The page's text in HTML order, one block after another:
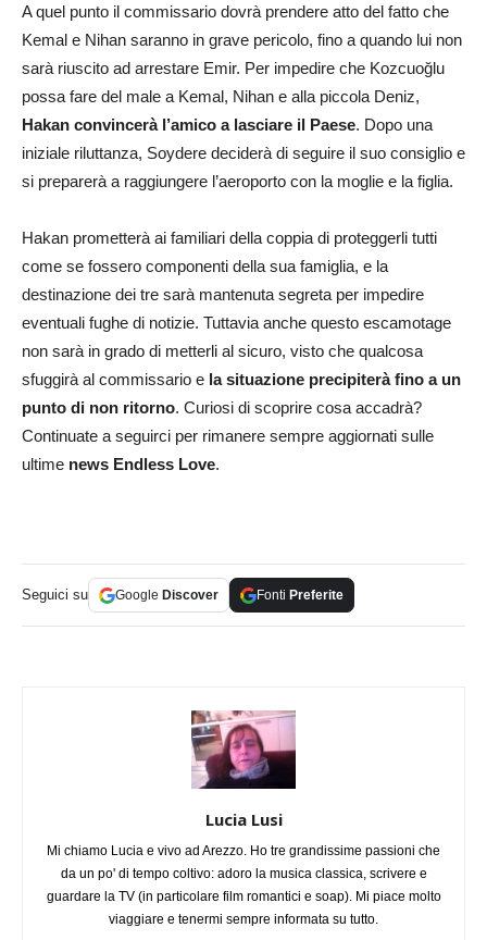
A quel punto il commissario dovrà prendere atto del fatto che
Kemal e Nihan saranno in grave pericolo, fino a quando lui non
sarà riuscito ad arrestare Emir. Per impedire che Kozcuoğlu
possa fare del male a Kemal, Nihan e alla piccola Deniz,
Hakan convincerà l’amico a lasciare il Paese. Dopo una
iniziale riluttanza, Soydere deciderà di seguire il suo consiglio e
si preparerà a raggiungere l’aeroporto con la moglie e la figlia.
Hakan prometterà ai familiari della coppia di proteggerli tutti
come se fossero componenti della sua famiglia, e la
destinazione dei tre sarà mantenuta segreta per impedire
eventuali fughe di notizie. Tuttavia anche questo escamotage
non sarà in grado di metterli al sicuro, visto che qualcosa
sfuggirà al commissario e la situazione precipiterà fino a un
punto di non ritorno. Curiosi di scoprire cosa accadrà?
Continuate a seguirci per rimanere sempre aggiornati sulle
ultime news Endless Love.
Seguici su Google Discover Fonti Preferite
Lucia Lusi
Mi chiamo Lucia e vivo ad Arezzo. Ho tre grandissime passioni che
da un po' di tempo coltivo: adoro la musica classica, scrivere e
guardare la TV (in particolare film romantici e soap). Mi piace molto
viaggiare e tenermi sempre informata su tutto.